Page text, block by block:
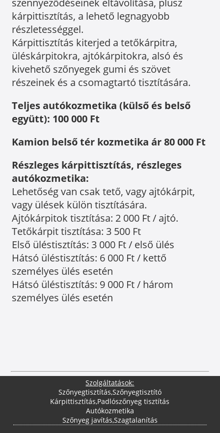
kárpittisztítás, a lehető legnagyobb
részletességgel.
Kárpittisztítás kiterjed a tetőkárpitra,
üléskárpitokra, ajtókárpitokra, alsó és
kivehető szőnyegek gumi és szövet
részeinek és a csomagtartó tisztítására.
Teljes autókozmetika (külső és belső
együtt): 100 000 Ft
Kamion belső tér kozmetika ár 80 000 Ft
Részleges kárpittisztítás, részleges
autókozmetika:
Lehetőség van csak tető, vagy ajtókárpit,
vagy ülések külön tisztítására.
Ajtókárpitok tisztítása: 2 000 Ft / ajtó.
Tetőkárpit tisztítása: 3 500 Ft
Első üléstisztítás: 3 000 Ft / első ülés
Hátsó üléstisztítás: 6 000 Ft / kettő
személyes ülés esetén
Hátsó üléstisztítás: 9 000 Ft / három
személyes ülés esetén
Szolgáltatások:
Szőnyegtisztítás,Szőnyegtisztító
Kárpittisztítás,Padlószőnyeg tisztítás
Autókozmetika
Szőnyeg javítás,Szagtalanítás